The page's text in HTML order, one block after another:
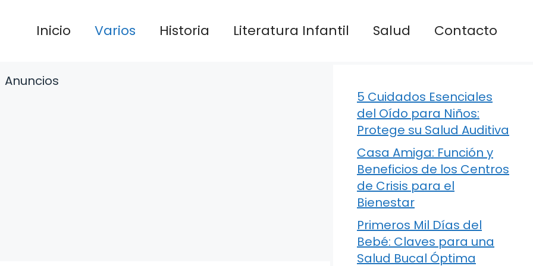
Inicio Varios Historia Literatura Infantil Salud Contacto
Anuncios
5 Cuidados Esenciales
del Oído para Niños:
Protege su Salud Auditiva
Casa Amiga: Función y
Beneficios de los Centros
de Crisis para el
Bienestar
Primeros Mil Días del
Bebé: Claves para una
Salud Bucal Óptima